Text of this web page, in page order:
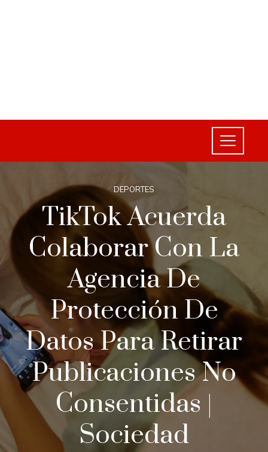
DEPORTES
TikTok Acuerda
Colaborar Con La
Agencia De
Protección De
Datos Para Retirar
Publicaciones No
Consentidas |
Sociedad